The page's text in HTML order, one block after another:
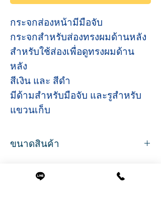
กระจกส่องหน้ามีมือจับ
กระจกสำหรับส่องทรงผมด้านหลัง
สำหรับใช้ส่องเพื่อดูทรงผมด้าน
หลัง
สีเงิน และ สีดำ
มีด้ามสำหรับมือจับ และรูสำหรับ
แขวนเก็บ
ขนาดสินค้า
กว้าง 22 ซม.